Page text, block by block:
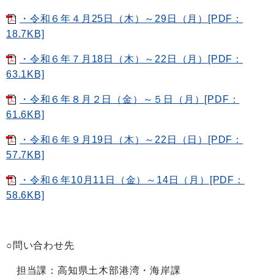
・令和６年４月25日（木）～29日（月）[PDF：
18.7KB]
・令和６年７月18日（木）～22日（月）[PDF：
63.1KB]
・令和６年８月２日（金）～５日（月）[PDF：
61.6KB]
・令和６年９月19日（木）～22日（日）[PDF：
57.7KB]
・令和６年10月11日（金）～14日（月）[PDF：
58.6KB]
○問い合わせ先
担当課：高知県土木部港湾・海岸課